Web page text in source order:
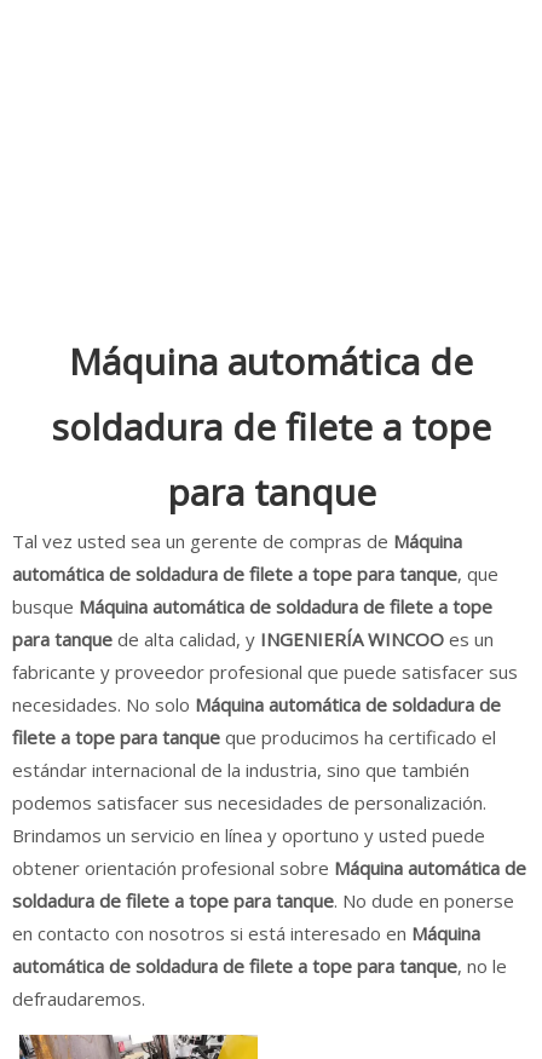
Máquina automática de
soldadura de filete a tope
para tanque
Tal vez usted sea un gerente de compras de Máquina
automática de soldadura de filete a tope para tanque, que
busque Máquina automática de soldadura de filete a tope
para tanque de alta calidad, y INGENIERÍA WINCOO es un
fabricante y proveedor profesional que puede satisfacer sus
necesidades. No solo Máquina automática de soldadura de
filete a tope para tanque que producimos ha certificado el
estándar internacional de la industria, sino que también
podemos satisfacer sus necesidades de personalización.
Brindamos un servicio en línea y oportuno y usted puede
obtener orientación profesional sobre Máquina automática de
soldadura de filete a tope para tanque. No dude en ponerse
en contacto con nosotros si está interesado en Máquina
automática de soldadura de filete a tope para tanque, no le
defraudaremos.